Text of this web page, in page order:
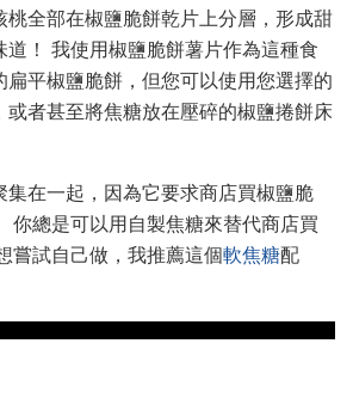
桃全部在椒鹽脆餅乾片上分層，形成甜
道！ 我使用椒鹽脆餅薯片作為這種食
扁平椒鹽脆餅，但您可以使用您選擇的
或者甚至將焦糖放在壓碎的椒鹽捲餅床
集在一起，因為它要求商店買椒鹽脆
你總是可以用自製焦糖來替代商店買
嘗試自己做，我推薦這個軟焦糖配